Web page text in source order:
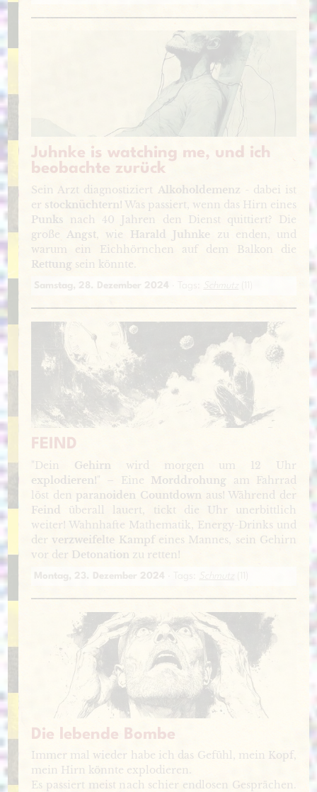
Juhnke is watching me, und ich
beobachte zurück
Sein Arzt diagnostiziert Alkoholdemenz - dabei ist
er stocknüchtern! Was passiert, wenn das Hirn eines
Punks nach 40 Jahren den Dienst quittiert? Die
großeAngst , wie Harald Juhnke zu enden, und
warum ein Eichhörnchen auf dem Balkon die
Rettung sein könnte.
Samstag, 28. Dezember 2024
FEIND
"Dein Gehirn wird morgen um 12 Uhr
explodieren!" – Eine Morddrohung am Fahrrad
löst den paranoiden Countdown aus! Während der
Feind
überall lauert, tickt die Uhr unerbittlich
weiter! Wahnhafte Mathematik, Energy-Drinks und
der verzweifelte Kampfeines Mannes, sein Gehirn
vor der Detonation zu retten!
Die lebende Bombe
Immer mal wieder habe ich das Gefühl, mein Kopf,
mein Hirn könnte explodieren.
Es passiert meist nach schier endlosen Gesprächen.